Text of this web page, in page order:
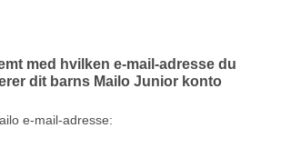
med hvilken e-mail-adresse du
dit barns Mailo Junior konto
e-mail-adresse: